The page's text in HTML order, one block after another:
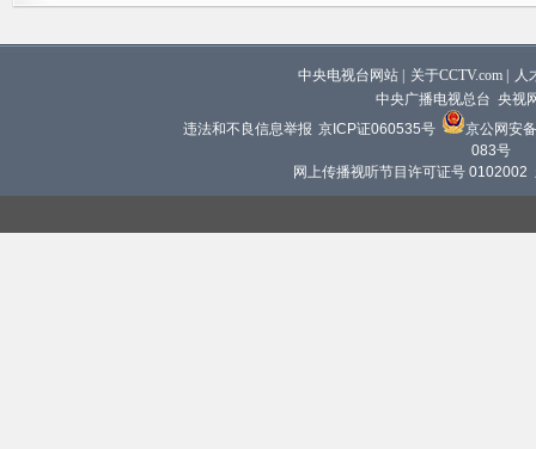
中央电视台网站 关于CCTV.com
人
中央广播电视总台 央视
违法和不良信息举报 京ICP证060535号
京公网安
083号
网上传播视听节目许可证号